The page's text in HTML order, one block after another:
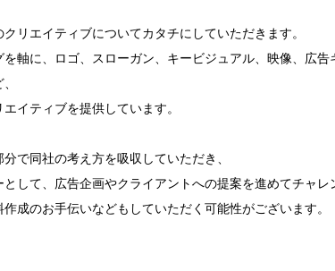
リエイティブについてカタチにしていただきます。
軸に、ロゴ、スローガン、キービジュアル、映像、広告
イティブを提供しています。
で同社の考え方を吸収していただき、
して、広告企画やクライアントへの提案を進めてチャレ
成のお手伝いなどもしていただく可能性がございます。